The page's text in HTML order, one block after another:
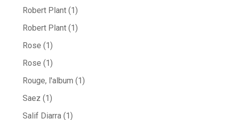
Robert Plant(1)
Robert Plant(1)
Rose (1)
Rose (1)
Rouge, l'album (1)
Saez (1)
Salif Diarra(1)